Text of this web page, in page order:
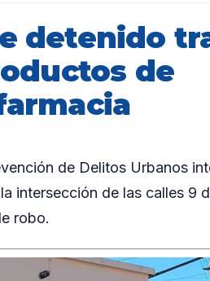
detenido
de
de Delitos Urbanos
intersección de las calles 9
robo.